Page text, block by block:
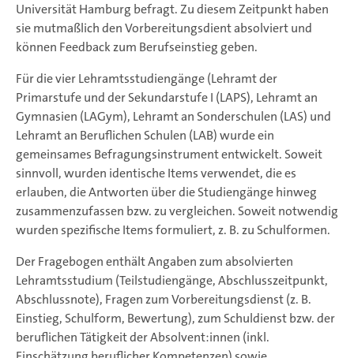
Universität Hamburg befragt. Zu diesem Zeitpunkt haben
sie mutmaßlich den Vorbereitungsdient absolviert und
können Feedback zum Berufseinstieg geben.
Für die vier Lehramtsstudiengänge (Lehramt der
Primarstufe und der Sekundarstufe I (LAPS), Lehramt an
Gymnasien (LAGym), Lehramt an Sonderschulen (LAS) und
Lehramt an Beruflichen Schulen (LAB) wurde ein
gemeinsames Befragungsinstrument entwickelt. Soweit
sinnvoll, wurden identische Items verwendet, die es
erlauben, die Antworten über die Studiengänge hinweg
zusammenzufassen bzw. zu vergleichen. Soweit notwendig
wurden spezifische Items formuliert, z. B. zu Schulformen.
Der Fragebogen enthält Angaben zum absolvierten
Lehramtsstudium (Teilstudiengänge, Abschlusszeitpunkt,
Abschlussnote), Fragen zum Vorbereitungsdienst (z. B.
Einstieg, Schulform, Bewertung), zum Schuldienst bzw. der
beruflichen Tätigkeit der Absolvent:innen (inkl.